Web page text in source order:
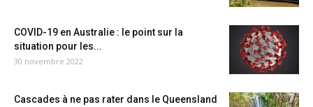
COVID-19 en Australie : le point sur la
situation pour les...
30 novembre 2022
Cascades à ne pas rater dans le Queensland